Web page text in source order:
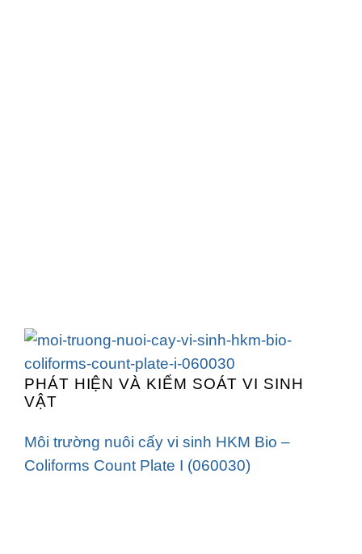
PHÁT HIỆN VÀ KIỂM SOÁT VI SINH
VẬT
Môi trường nuôi cấy vi sinh HKM Bio –
Coliforms Count Plate I (060030)